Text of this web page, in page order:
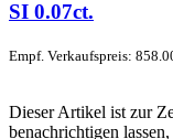
SI 0.07ct.
Empf. Verkaufspreis:
Dieser Artikel ist zur
benachrichtigen